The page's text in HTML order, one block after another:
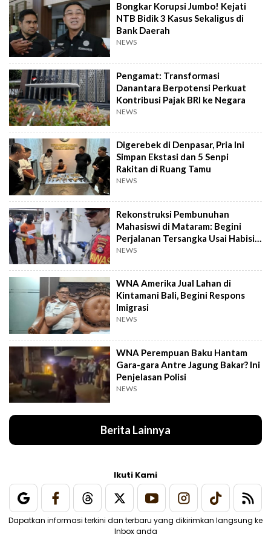
Bongkar Korupsi Jumbo! Kejati
NTB Bidik 3 Kasus Sekaligus di
Bank Daerah
NEWS
Pengamat: Transformasi
Danantara Berpotensi Perkuat
Kontribusi Pajak BRI ke Negara
NEWS
Digerebek di Denpasar, Pria Ini
Simpan Ekstasi dan 5 Senpi
Rakitan di Ruang Tamu
NEWS
Rekonstruksi Pembunuhan
Mahasiswi di Mataram: Begini
Perjalanan Tersangka Usai Habisi
Korban
NEWS
WNA Amerika Jual Lahan di
Kintamani Bali, Begini Respons
Imigrasi
NEWS
WNA Perempuan Baku Hantam
Gara-gara Antre Jagung Bakar? Ini
Penjelasan Polisi
NEWS
Berita Lainnya
Ikuti Kami
Dapatkan informasi terkini dan terbaru yang dikirimkan langsung ke
Inbox anda